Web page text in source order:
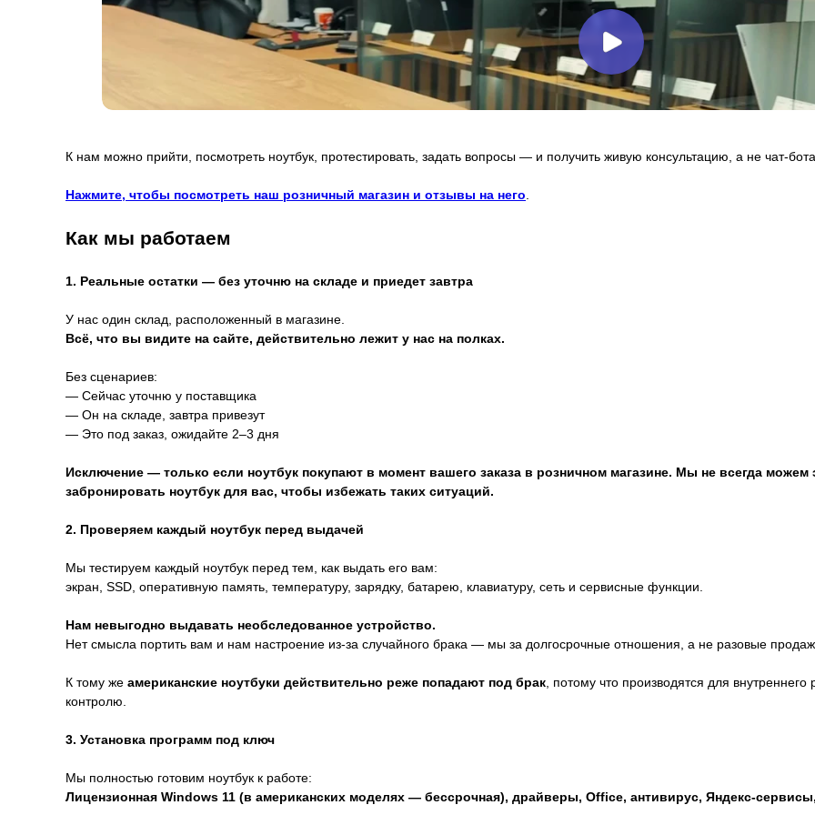
К нам можно прийти, посмотреть ноутбук, протестировать, задать вопросы — и получить живую консультацию, а не чат-
Нажмите, чтобы посмотреть наш розничный магазин и отзывы на него.
Как мы работаем
1. Реальные остатки — без уточню на складе и приедет завтра
У нас один склад, расположенный в магазине.
Всё, что вы видите на сайте, действительно лежит у нас на полках.
Без сценариев:
— Сейчас уточню у поставщика
— Он на складе, завтра привезут
— Это под заказ, ожидайте 2–3 дня
Исключение — только если ноутбук покупают в момент вашего заказа в розничном магазине. Мы не всегда можем
забронировать ноутбук для вас, чтобы избежать таких ситуаций.
2. Проверяем каждый ноутбук перед выдачей
Мы тестируем каждый ноутбук перед тем, как выдать его вам:
экран, SSD, оперативную память, температуру, зарядку, батарею, клавиатуру, сеть и сервисные функции.
Нам невыгодно выдавать необследованное устройство.
Нет смысла портить вам и нам настроение из-за случайного брака — мы за долгосрочные отношения, а не разовые
К тому же американские ноутбуки действительно реже попадают под брак, потому что производятся для
контролю.
3. Установка программ под ключ
Мы полностью готовим ноутбук к работе:
Лицензионная Windows 11 (в американских моделях — бессрочная), драйверы, Office, антивирус, Яндекс-